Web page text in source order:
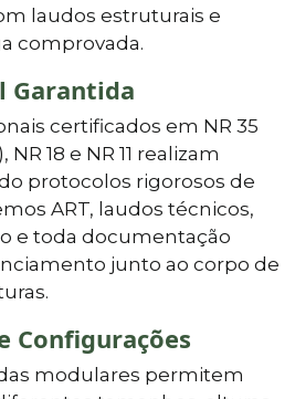
laudos estruturais e
comprovada.
Garantida
certificados em NR 35
18 e NR 11 realizam
protocolos rigorosos de
ART, laudos técnicos,
e toda documentação
junto ao corpo de
Configurações
modulares permitem